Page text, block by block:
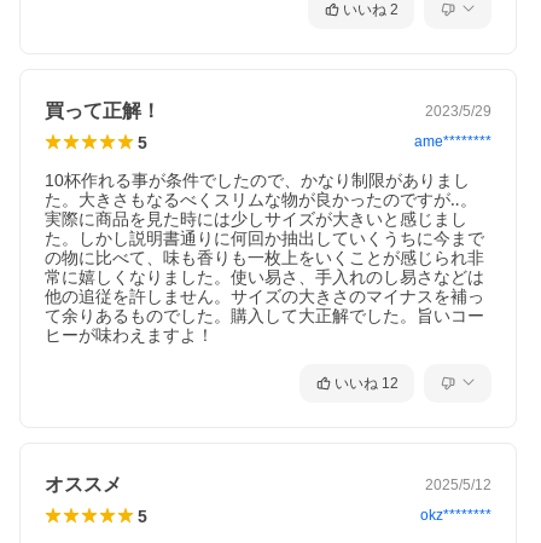
いいね 2
買って正解！ 2023/5/29
5 ame********
10杯作れる事が条件でしたので、かなり制限がありまし
た。大きさもなるべくスリムな物が良かったのですが‥。
実際に商品を見た時には少しサイズが大きいと感じまし
た。しかし説明書通りに何回か抽出していくうちに今まで
の物に比べて、味も香りも一枚上をいくことが感じられ非
常に嬉しくなりました。使い易さ、手入れのし易さなどは
他の追従を許しません。サイズの大きさのマイナスを補っ
て余りあるものでした。購入して大正解でした。旨いコー
ヒーが味わえますよ！
いいね 12
オススメ 2025/5/12
5 okz********